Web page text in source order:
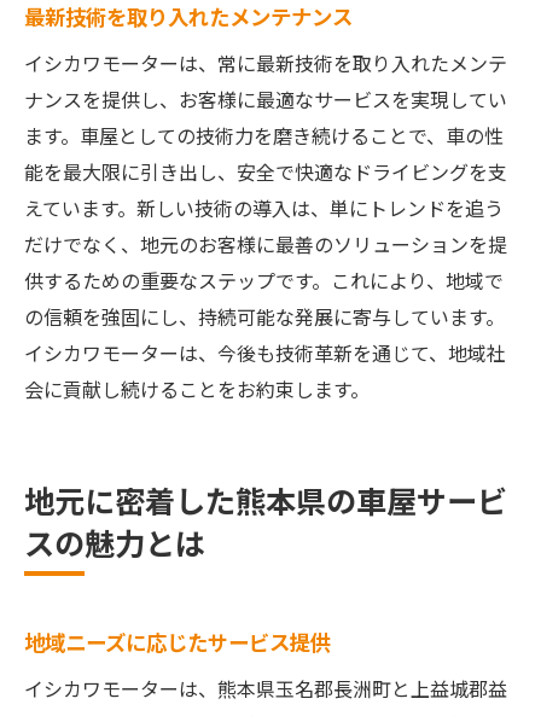
最新技術を取り入れたメンテナンス
イシカワモーターは、常に最新技術を取り入れたメンテ
ナンスを提供し、お客様に最適なサービスを実現してい
ます。車屋としての技術力を磨き続けることで、車の性
能を最大限に引き出し、安全で快適なドライビングを支
えています。新しい技術の導入は、単にトレンドを追う
だけでなく、地元のお客様に最善のソリューションを提
供するための重要なステップです。これにより、地域で
の信頼を強固にし、持続可能な発展に寄与しています。
イシカワモーターは、今後も技術革新を通じて、地域社
会に貢献し続けることをお約束します。
地元に密着した熊本県の車屋サービ
スの魅力とは
地域ニーズに応じたサービス提供
イシカワモーターは、熊本県玉名郡長洲町と上益城郡益